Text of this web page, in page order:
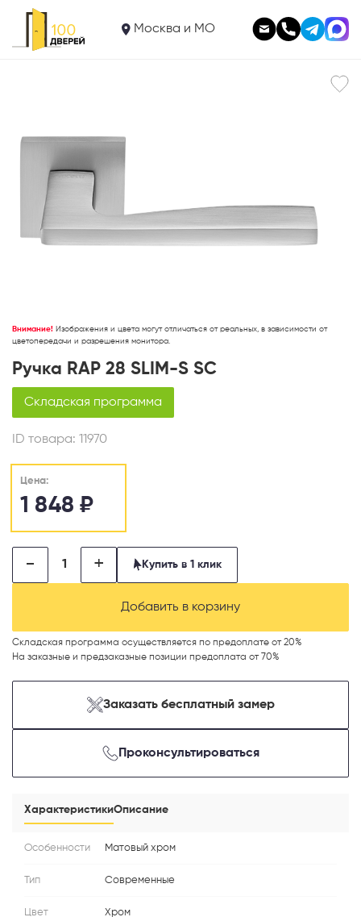
Москва и МО
Ручка RAP 28 SLIM-S SC 1 848
В корзину
Внимание! Изображения и цвета могут отличаться от реальных, в зависимости от
цветопередачи и разрешения монитора.
Ручка RAP 28 SLIM-S SC
Складская программа
ID товара: 11970
Цена:
1 848 ₽
- + Купить в 1 клик
Добавить в корзину
Складская программа осуществляется по предоплате от 20%
На заказные и предзаказные позиции предоплата от 70%
Заказать бесплатный замер
Проконсультироваться
ХарактеристикиОписание
Особенности Матовый хром
Тип Современные
Цвет Хром
Телефон